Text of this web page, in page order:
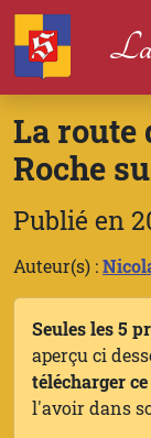
La
La route
Roche
Publié en
Auteur(s) :
Seules les 5
aperçu ci
télécharger ce
l'avoir dans